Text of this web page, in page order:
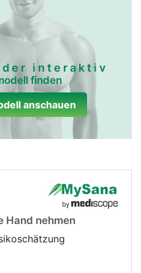
interaktiv
finden
anschauen
Hand nehmen